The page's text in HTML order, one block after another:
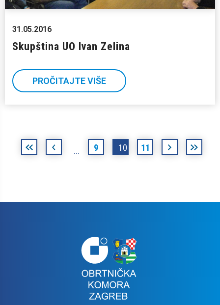
31.05.2016
Skupština UO Ivan Zelina
PROČITAJTE VIŠE
«
‹ … 9 10 11 ›